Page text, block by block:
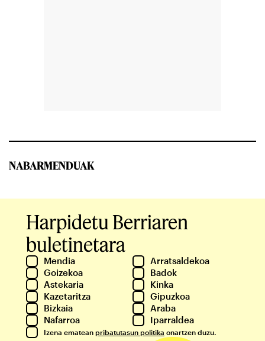
NABARMENDUAK
Harpidetu Berriaren
buletinetara
Mendia
Arratsaldekoa
Goizekoa
Badok
Astekaria
Kinka
Kazetaritza
Gipuzkoa
Bizkaia
Araba
Nafarroa
Iparraldea
Izena ematean pribatutasun politika onartzen duzu.